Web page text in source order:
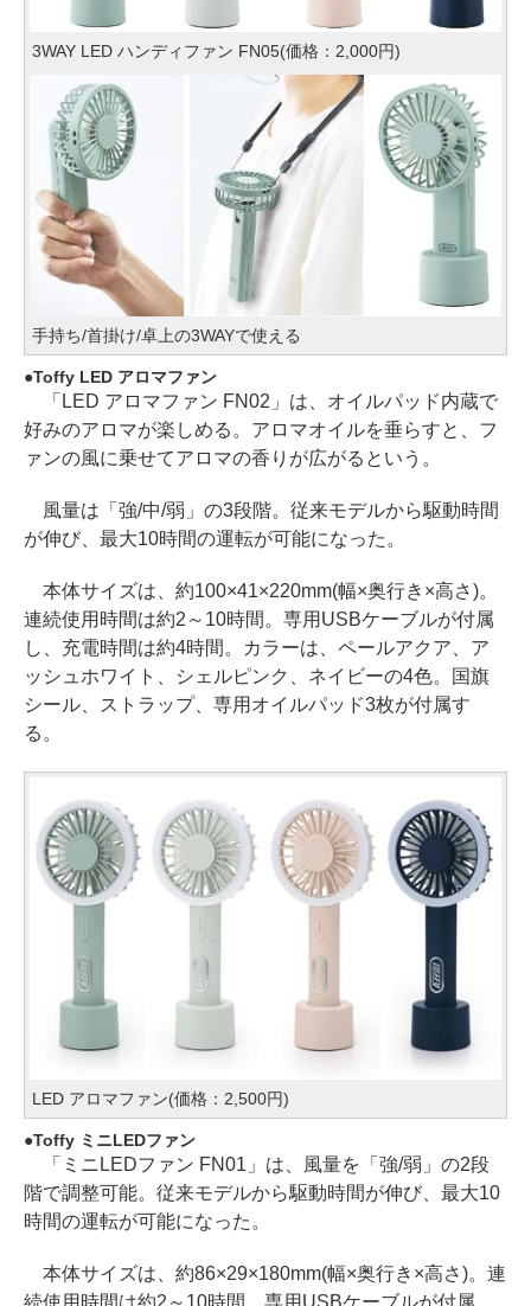
3WAY LED ハンディファン FN05(価格：2,000円)
手持ち/首掛け/卓上の3WAYで使える
Toffy LED アロマファン
「LED アロマファン FN02」は、オイルパッド内蔵で
好みのアロマが楽しめる。アロマオイルを垂らすと、フ
ァンの風に乗せてアロマの香りが広がるという。
風量は「強/中/弱」の3段階。従来モデルから駆動時間
が伸び、最大10時間の運転が可能になった。
本体サイズは、約100×41×220mm(幅×奥行き×高さ)。
連続使用時間は約2～10時間。専用USBケーブルが付属
し、充電時間は約4時間。カラーは、ペールアクア、ア
ッシュホワイト、シェルピンク、ネイビーの4色。国旗
シール、ストラップ、専用オイルパッド3枚が付属す
る。
LED アロマファン(価格：2,500円)
Toffy ミニLEDファン
「ミニLEDファン FN01」は、風量を「強/弱」の2段
階で調整可能。従来モデルから駆動時間が伸び、最大10
時間の運転が可能になった。
本体サイズは、約86×29×180mm(幅×奥行き×高さ)。連
続使用時間は約2～10時間。専用USBケーブルが付属